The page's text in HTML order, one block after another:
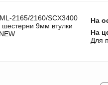
2165/2160/SCX3400
шестерни 9мм втулки
На
На
Для